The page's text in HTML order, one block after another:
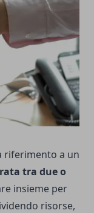
riferimento a un
tra due o
insieme per
risorse,